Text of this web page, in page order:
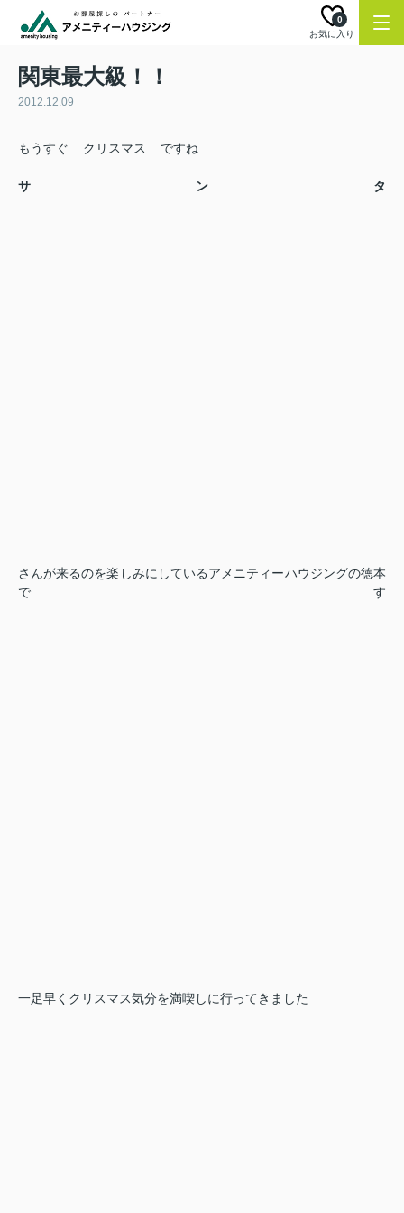
お気に入り
0
関東最大級！！
2012.12.09
もうすぐ クリスマス ですね
サンタ
さんが来るのを楽しみにしているアメニティーハウジングの徳本
です
一足早くクリスマス気分を満喫しに行ってきました